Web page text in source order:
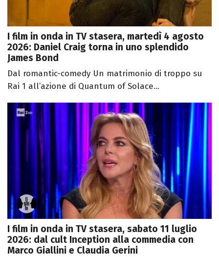
I film in onda in TV stasera, martedì 4 agosto
2026: Daniel Craig torna in uno splendido
James Bond
Dal romantic-comedy Un matrimonio di troppo su
Rai 1 all’azione di Quantum of Solace...
I film in onda in TV stasera, sabato 11 luglio
2026: dal cult Inception alla commedia con
Marco Giallini e Claudia Gerini